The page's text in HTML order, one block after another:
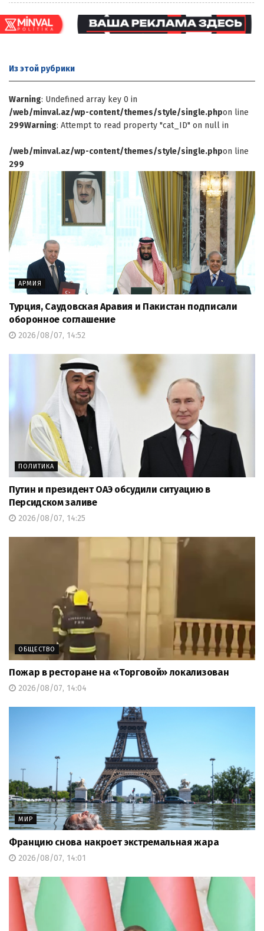
Из этой рубрики
Warning: Undefined array key 0 in
/web/minval.az/wp-content/themes/style/single.phpon line
299Warning: Attempt to read property "cat_ID" on null in
/web/minval.az/wp-content/themes/style/single.phpon line
299
АРМИЯ
Турция, Саудовская Аравия и Пакистан подписали
оборонное соглашение
2026/08/07, 14:52
ПОЛИТИКА
Путин и президент ОАЭ обсудили ситуацию в
Персидском заливе
2026/08/07, 14:25
ОБЩЕСТВО
Пожар в ресторане на «Торговой» локализован
2026/08/07, 14:04
МИР
Францию снова накроет экстремальная жара
2026/08/07, 14:01